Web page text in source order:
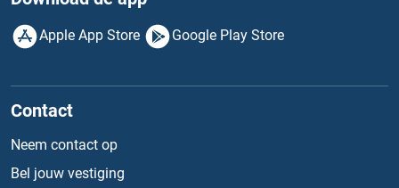
Apple App Store Google Play Store
Contact
Neem contact op
Bel jouw vestiging